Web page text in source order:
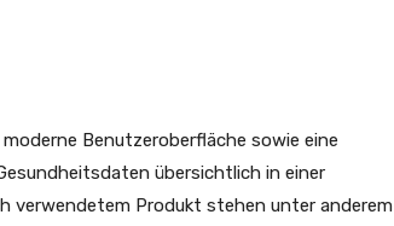
Benutzeroberfläche sowie eine
übersichtlich in einer
verwendetem Produkt stehen unter anderem